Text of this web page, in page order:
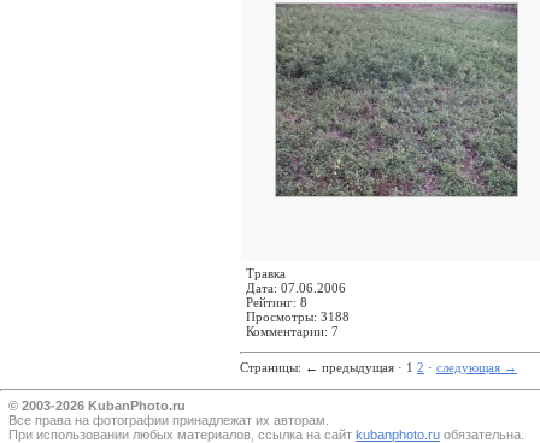
Травка
Дата: 07.06.2006
Рейтинг: 8
Просмотры: 3188
Комментарии: 7
Страницы: ← предыдущая · 1 2 · следующая →
© 2003-2026 KubanPhoto.ru
Все прaва на фотографии принадлежат их авторам.
При использовании любых материалов, ссылка на сайт kubanphoto.ru обязательна.